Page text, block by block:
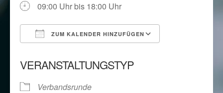
09:00 Uhr bis 18:00 Uhr
ZUM KALENDER HINZUFÜGEN
VERANSTALTUNGSTYP
Verbandsrunde